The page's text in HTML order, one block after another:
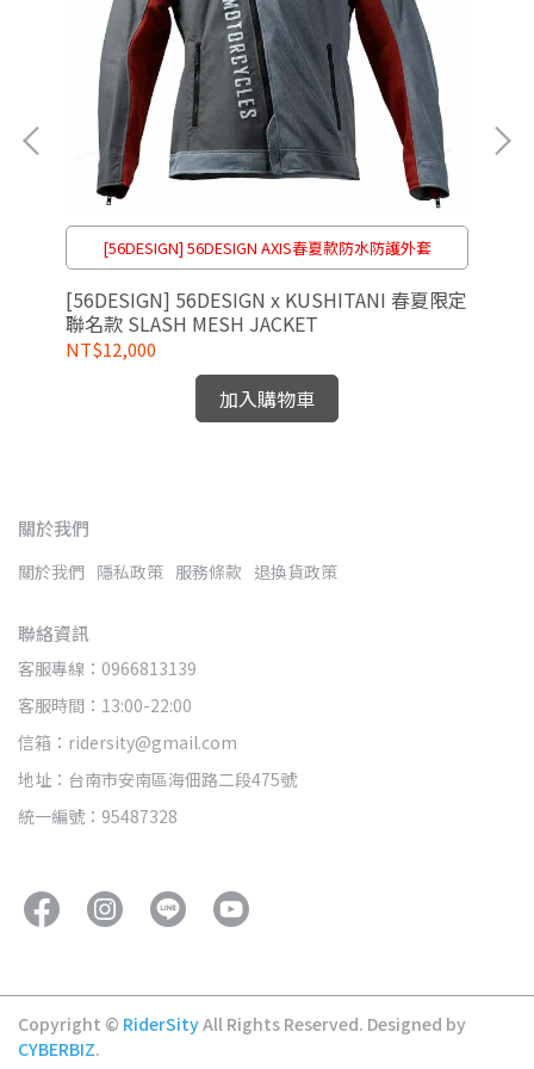
[56DESIGN] 56DESIGN AXIS春夏款防水防護外套
[56DESIGN] 56DESIGN x KUSHITANI 春夏限定
聯名款 SLASH MESH JACKET
NT$12,000
加入購物車
關於我們
關於我們 隱私政策 服務條款 退換貨政策
聯絡資訊
客服專線：0966813139
客服時間：13:00-22:00
信箱：ridersity@gmail.com
地址：台南市安南區海佃路二段475號
統一編號：95487328
Copyright © RiderSityAll Rights Reserved. Designed by
CYBERBIZ.